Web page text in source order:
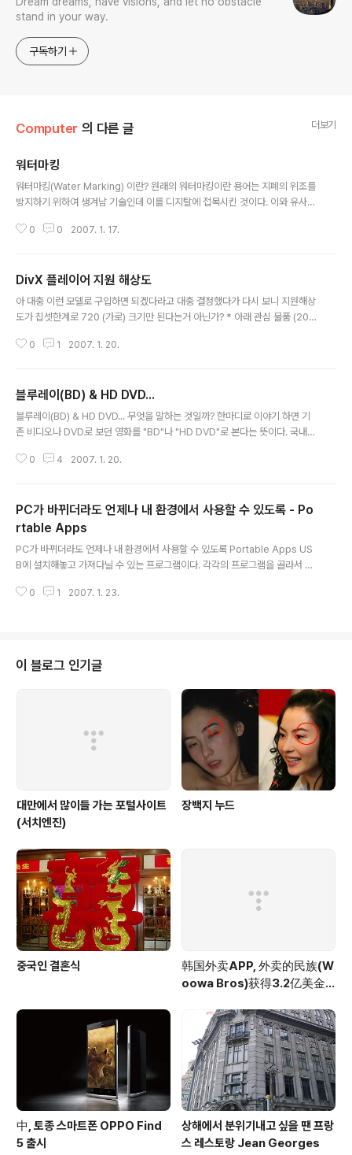
stand in your way.
구독하기
Computer 의 다른 글 더보기
워터마킹
워터마킹(Water Marking) 이란? 원래의 워터마킹이란 용어는 지폐의 위조를
방지하기 위하여 생겨남 기술인데 이를 디지탈에 접목시킨 것이다. 이와 유사한
먼저 지폐를 예로 들어보자. 만원 권 지폐의 한쪽에는 세종대왕상이 그려져 있
복사가 되지 않아 위조지폐를 억제하는 효과를 갖는다. 다음으로 전자적인 의미
로의 워터마킹은 디지털 워터마킹이라고도 불리우며 일반적인 워터마킹(지폐
의 예)과는 조금 다른 의미를 갖고 있다. 디지털 워터마킹은 일반적인 워터마킹
0 0 2007. 1. 17.
DivX 플레이어 지원 해상도
아 대충 이런 모델로 구입하면 되겠다라고 대충 결정했다가 다시 보니 지원해상
도가 칩셋한계로 720 (가로) 크기만 된다는거 아닌가? * 아래 관심 물품 (200
홈페이지 제품문의 해상도 이런~ 해상도가 720만 지원한다는 것이다. 이것은
송률 192kbps 해상도 960 x 540 746MB 아 역시 이런 해상도는 난감하다
800 해상도만 해도 지원하는게 있는데~ 디빅스 고해상도 > 드림박스 DB DX
3000 Divx 플레이어 고해상도 D..
0 1 2007. 1. 20.
블루레이(BD) & HD DVD...
블루레이(BD) & HD DVD... 무엇을 말하는 것일까? 한마디로 이야기 하면 기
존 비디오나 DVD로 보던 영화를 "BD"나 "HD DVD"로 본다는 뜻이다. 국내는
모르지만, 사실이 그렇다. 지금의 비디오나 DVD는 SD급 화질 이었지만, "B
보면 된다. 그런데 이 신종 미디어들이 하나로 나오지 않고 두가지 방식으로 나
와서 문제다. 둘은 같은 CD모양의 미디어이지만, 저장방식이나 재생방법이 틀
려서 상호 호환이 되지 않는다. 그래서 이들을 보려면 따로 따로 장비..
0 4 2007. 1. 20.
PC가 바뀌더라도 언제나 내 환경에서 사용할 수 있도록 - Po
rtable Apps
PC가 바뀌더라도 언제나 내 환경에서 사용할 수 있도록 Portable Apps US
B에 설치해놓고 가져다닐 수 있는 프로그램이다. 각각의 프로그램을 골라서 설
치할 수 있도록 해놨다. 웹브라우져, 오피스, 메신져, 백신 , RSS, FTP, TextE
0 1 2007. 1. 23.
이 블로그 인기글
대만에서 많이들 가는 포털사이트
(서치엔진)
장백지 누드
중국인 결혼식
韩国外卖APP, 外卖的民族(W
oowa Bros)获得3.2亿美金
中, 토종 스마트폰 OPPO Find
5 출시
상해에서 분위기내고 싶을 땐 프랑
스 레스토랑 Jean Georges